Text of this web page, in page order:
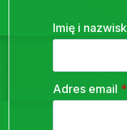
Imię i
Adres email *